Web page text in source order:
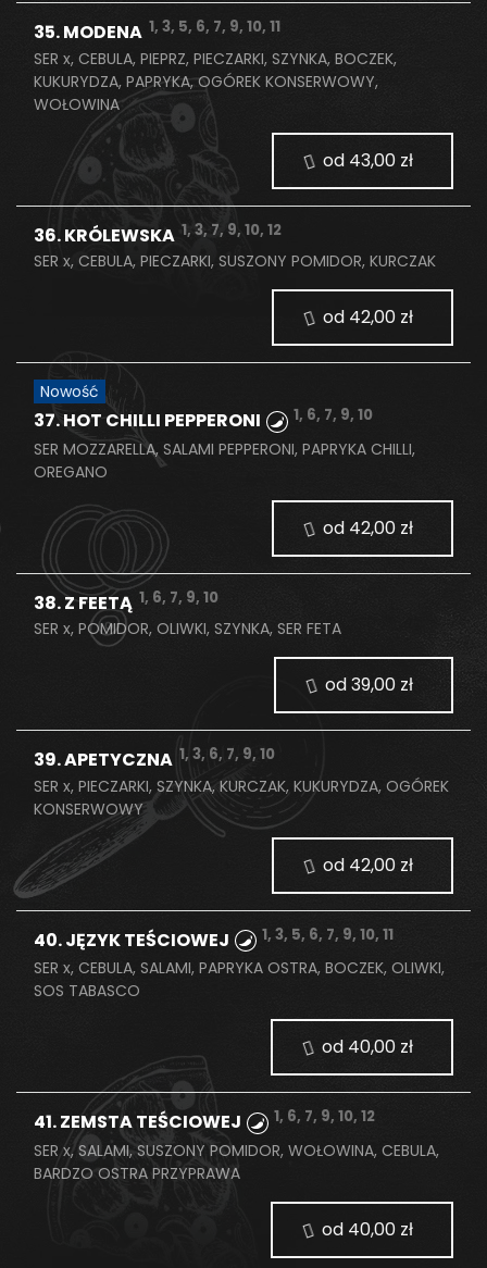
35. MODENA 1, 3, 5, 6, 7, 9, 10, 11
SER x, CEBULA, PIEPRZ, PIECZARKI, SZYNKA, BOCZEK,
KUKURYDZA, PAPRYKA, OGÓREK KONSERWOWY,
WOŁOWINA
36. KRÓLEWSKA 1, 3, 7, 9, 10, 12
SER x, CEBULA, PIECZARKI, SUSZONY POMIDOR, KURCZAK
Nowość
37. HOT CHILLI PEPPERONI 1, 6, 7, 9, 10
SER MOZZARELLA, SALAMI PEPPERONI, PAPRYKA CHILLI,
OREGANO
38. Z FEETĄ 1, 6, 7, 9, 10
SER x, POMIDOR, OLIWKI, SZYNKA, SER FETA
39. APETYCZNA 1, 3, 6, 7, 9, 10
SER x, PIECZARKI, SZYNKA, KURCZAK, KUKURYDZA, OGÓREK
KONSERWOWY
40. JĘZYK TEŚCIOWEJ 1, 3, 5, 6, 7, 9, 10, 11
SER x, CEBULA, SALAMI, PAPRYKA OSTRA, BOCZEK, OLIWKI,
SOS TABASCO
41. ZEMSTA TEŚCIOWEJ 1, 6, 7, 9, 10, 12
SER x, SALAMI, SUSZONY POMIDOR, WOŁOWINA, CEBULA,
BARDZO OSTRA PRZYPRAWA